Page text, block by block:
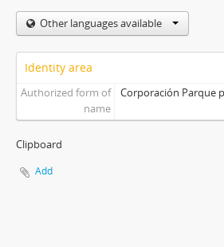
Other languages available
Identity area
Authorized form of
name
Corporación Parque
Clipboard
Add